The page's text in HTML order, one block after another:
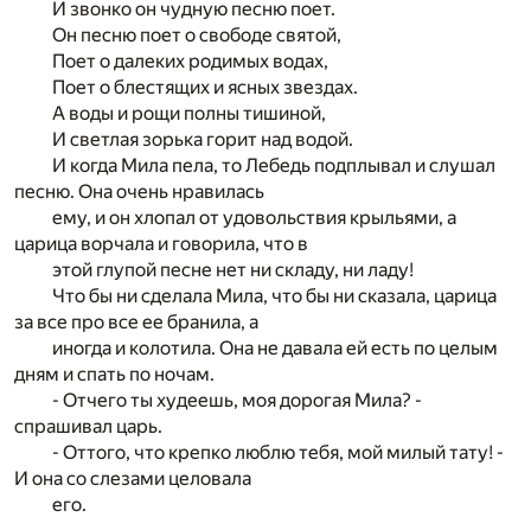
И звонко он чудную песню поет.
Он песню поет о свободе святой,
Поет о далеких родимых водах,
Поет о блестящих и ясных звездах.
А воды и рощи полны тишиной,
И светлая зорька горит над водой.
И когда Мила пела, то Лебедь подплывал и слушал
песню. Она очень нравилась
ему, и он хлопал от удовольствия крыльями, а
царица ворчала и говорила, что в
этой глупой песне нет ни складу, ни ладу!
Что бы ни сделала Мила, что бы ни сказала, царица
за все про все ее бранила, а
иногда и колотила. Она не давала ей есть по целым
дням и спать по ночам.
- Отчего ты худеешь, моя дорогая Мила? -
спрашивал царь.
- Оттого, что крепко люблю тебя, мой милый тату! -
И она со слезами целовала
его.